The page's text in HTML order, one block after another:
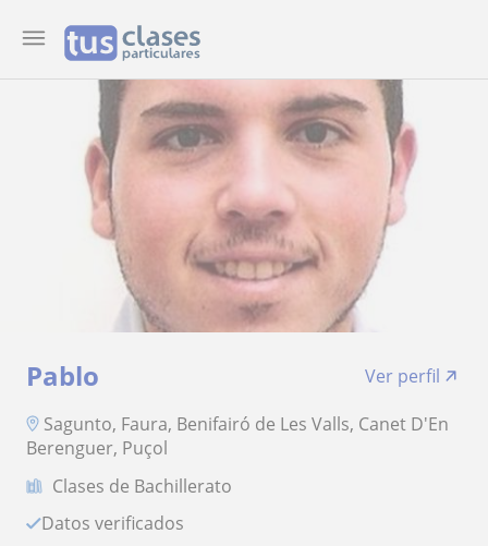
Pablo
Ver perfil
Sagunto, Faura, Benifairó de Les Valls, Canet D'En
Berenguer, Puçol
Clases de Bachillerato
Datos verificados